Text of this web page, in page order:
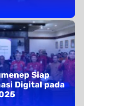
Siap
Digital pada